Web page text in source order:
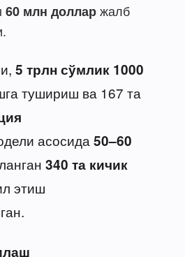
60 млн долларжалб
5 трлн сўмлик 1000
тушириш ва 167 та
асосида 50–60
340 та кичик
этиш